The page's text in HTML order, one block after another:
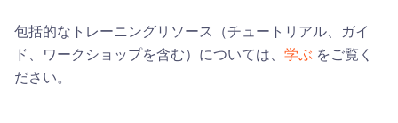
包括的なトレーニングリソース（チュートリアル、ガイ
ド、ワークショップを含む）については、 学ぶ をご覧く
ださい。